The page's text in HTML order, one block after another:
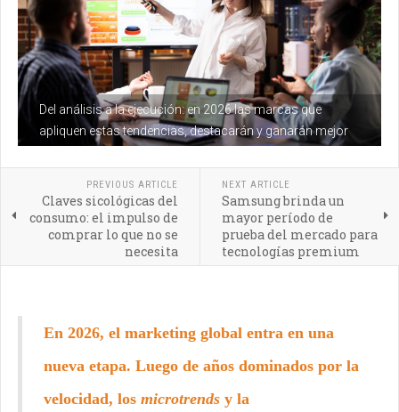
Del análisis a la ejecución: en 2026 las marcas que
apliquen estas tendencias, destacarán y ganarán mejor
PREVIOUS ARTICLE
Claves sicológicas del
consumo: el impulso de
comprar lo que no se
necesita
NEXT ARTICLE
Samsung brinda un
mayor período de
prueba del mercado para
tecnologías premium
En 2026, el marketing global entra en una
nueva etapa. Luego de años dominados por la
velocidad, los microtrends y la